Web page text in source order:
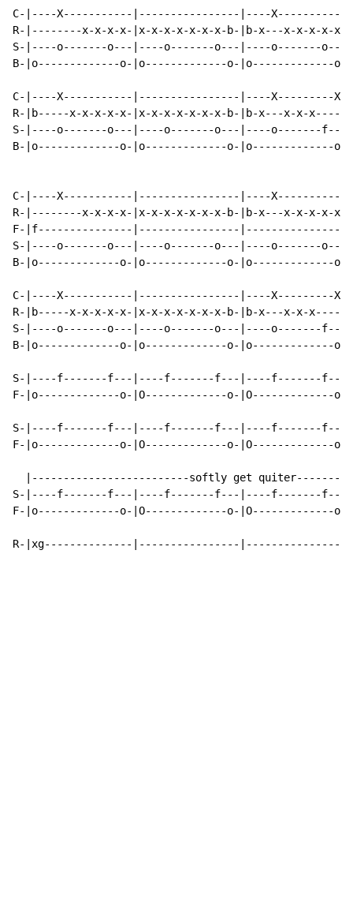
C-|----X-----------|----------------|----
R-|--------x-x-x-x-|x-x-x-x-x-x-x-b-|b-x---x-x-x-x-x-
S-|----o-------o---|----o-------o---|----o-------
B-|o-------------o-|o-------------o-|o-------------
C-|----X-----------|----------------|----X---------
R-|b-----x-x-x-x-x-|x-x-x-x-x-x-x-b-|b-x---x-x-
S-|----o-------o---|----o-------o---|----o-------f---
B-|o-------------o-|o-------------o-|o-------------o-
C-|----X-----------|----------------|----
R-|--------x-x-x-x-|x-x-x-x-x-x-x-b-|b-x---x-x-x-x-x-
F-|f---------------|----------------
S-|----o-------o---|----o-------o---|----o-------
B-|o-------------o-|o-------------o-|o-------------
C-|----X-----------|----------------|----X---------
R-|b-----x-x-x-x-x-|x-x-x-x-x-x-x-b-|b-x---x-x-
S-|----o-------o---|----o-------o---|----o-------
B-|o-------------o-|o-------------o-|o-------------o-
S-|----f-------f---|----f-------f---|----f-------
F-|o-------------o-|O-------------o-|O-------------o-
S-|----f-------f---|----f-------f---|----f-------
F-|o-------------o-|O-------------o-|O-------------o-
|-------------------------softly get
S-|----f-------f---|----f-------f---|----f-------
F-|o-------------o-|O-------------o-|O-------------
R-|xg--------------|----------------